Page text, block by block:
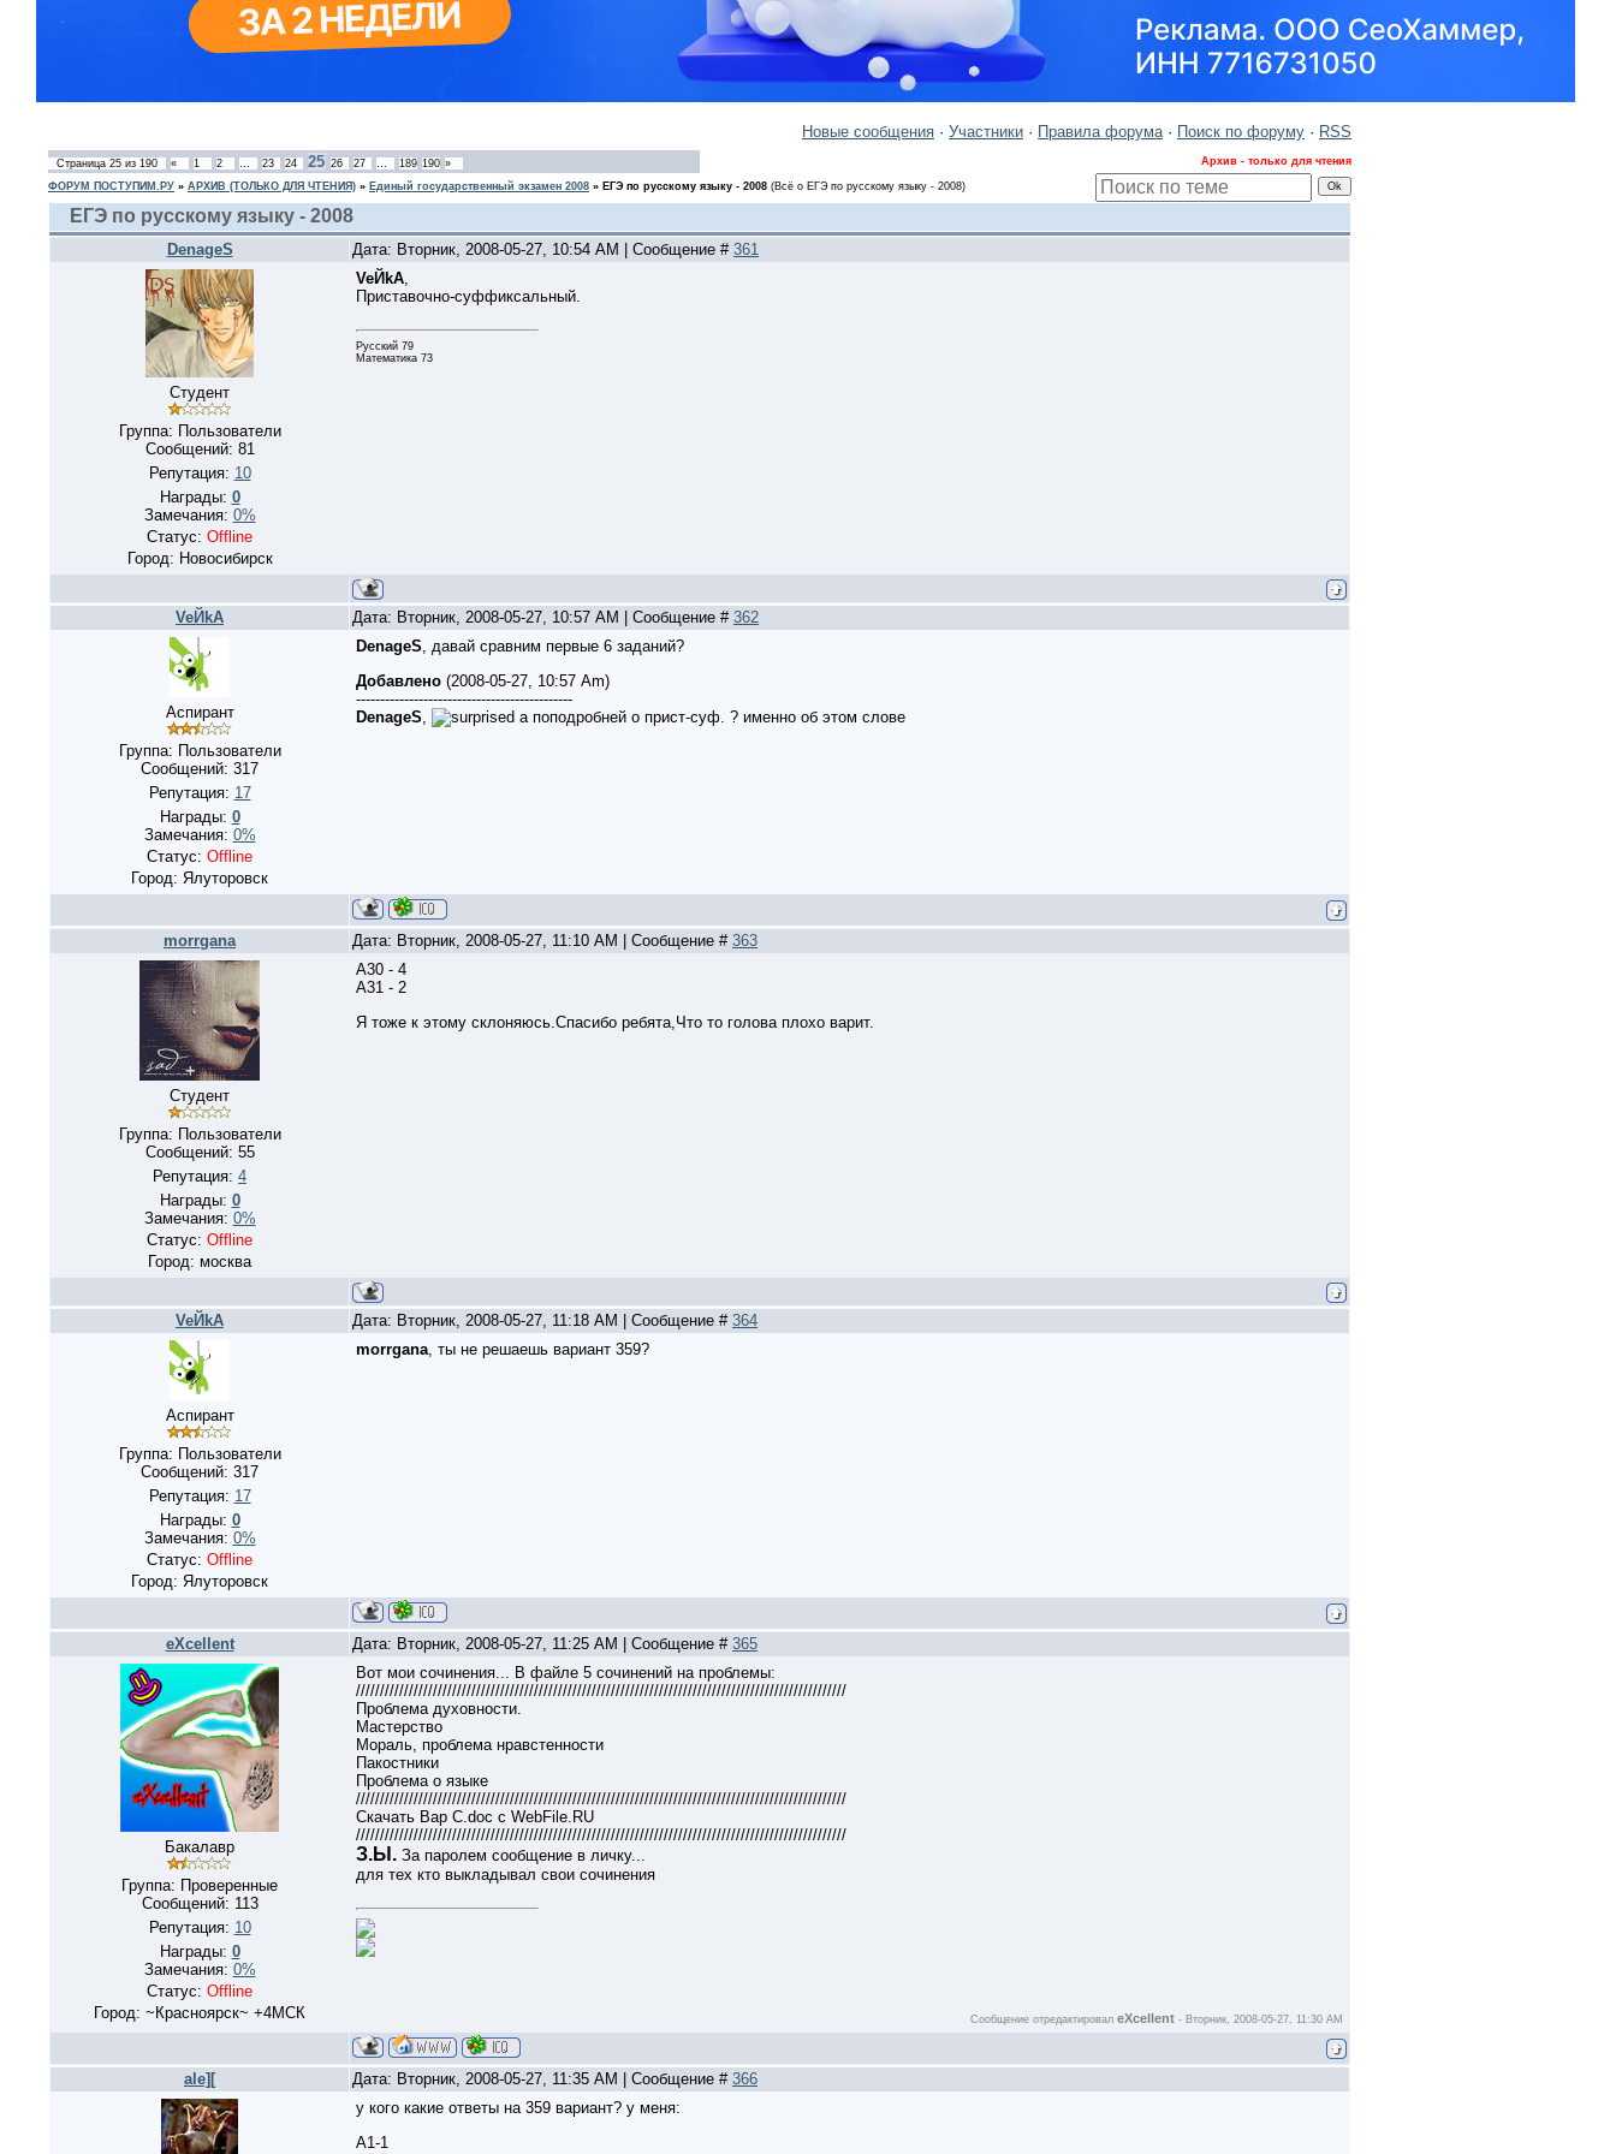
Новые сообщения · Участники · Правила форума· Поиск по форуму · RSS
Страница 25 из 190 « 1 2 … 23 24 25 26 27 … 189 190 » Архив - только для чтения
ФОРУМ ПОСТУПИМ.РУ » АРХИВ (ТОЛЬКО ДЛЯ ЧТЕНИЯ) » Единый государственный экзамен 2008 » ЕГЭ по русскому языку - 2008 (Всё о ЕГЭ по русскому языку - 2008)
ЕГЭ по русскому языку - 2008
DenageS Дата: Вторник, 2008-05-27, 10:54 AM | Сообщение # 361
Студент
Группа: Пользователи
Сообщений: 81
Репутация: 10
Награды: 0
Замечания: 0%
Статус: Offline
Город: Новосибирск
VeЙkA,
Приставочно-суффиксальный.
Русский 79
Математика 73
VeЙkA Дата: Вторник, 2008-05-27, 10:57 AM | Сообщение # 362
Аспирант
Группа: Пользователи
Сообщений: 317
Репутация: 17
Награды: 0
Замечания: 0%
Статус: Offline
Город: Ялуторовск
DenageS, давай сравним первые 6 заданий?
Добавлено (2008-05-27, 10:57 Am)
---------------------------------------------
DenageS
а поподробней о прист-суф. ? именно об этом слове
morrgana Дата: Вторник, 2008-05-27, 11:10 AM | Сообщение # 363
Студент
Группа: Пользователи
Сообщений: 55
Репутация: 4
Награды: 0
Замечания: 0%
Статус: Offline
Город: москва
А30 - 4
А31 - 2
Я тоже к этому склоняюсь.Спасибо ребята,Что то голова плохо варит.
VeЙkA Дата: Вторник, 2008-05-27, 11:18 AM | Сообщение # 364
Аспирант
Группа: Пользователи
Сообщений: 317
Репутация: 17
Награды: 0
Замечания: 0%
Статус: Offline
Город: Ялуторовск
morrgana, ты не решаешь вариант 359?
eXcellent Дата: Вторник, 2008-05-27, 11:25 AM | Сообщение # 365
Бакалавр
Группа: Проверенные
Сообщений: 113
Репутация: 10
Награды: 0
Замечания: 0%
Статус: Offline
Город: ~Красноярск~ +4МСК
Вот мои сочинения... В файле 5 сочинений на проблемы:
//////////////////////////////////////////////////////////////////////////////////////////////////////
Проблема духовности.
Мастерство
Мораль, проблема нравстенности
Пакостники
Проблема о языке
//////////////////////////////////////////////////////////////////////////////////////////////////////
Скачать Вар C.doc с WebFile.RU
//////////////////////////////////////////////////////////////////////////////////////////////////////
З.Ы. За паролем сообщение в личку...
для тех кто выкладывал свои сочинения
Сообщение отредактировал eXcellent - Вторник, 2008-05-27, 11:30 AM
ale][ Дата: Вторник, 2008-05-27, 11:35 AM | Сообщение # 366
у кого какие ответы на 359 вариант? у меня:
А1-1